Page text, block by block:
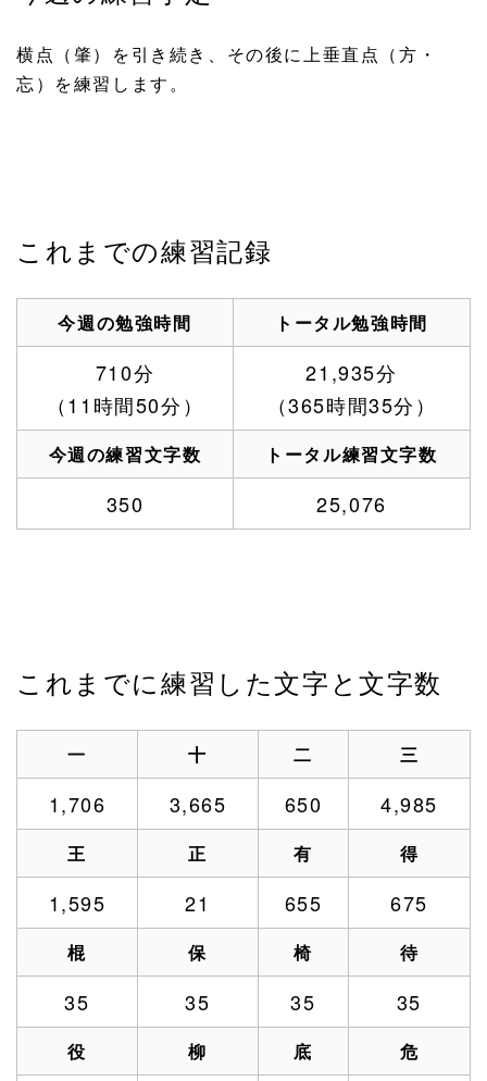
横点（肇）を引き続き、その後に上垂直点（方・
忘）を練習します。
これまでの練習記録
今週の勉強時間 トータル勉強時間
710分
（11時間50分）
21,935分
（365時間35分）
今週の練習文字数 トータル練習文字数
350 25,076
これまでに練習した文字と文字数
一 十 二 三
1,706 3,665 650 4,985
王 正 有 得
1,595 21 655 675
棍 保 椅 待
35 35 35 35
役 柳 底 危